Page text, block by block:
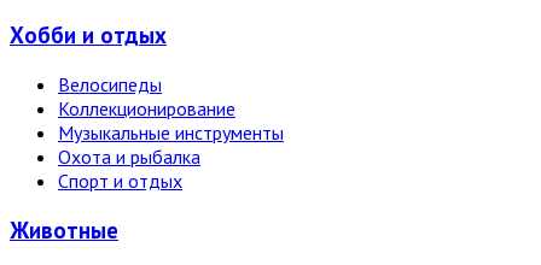
Хобби и отдых
Велосипеды
Коллекционирование
Музыкальные инструменты
Охота и рыбалка
Спорт и отдых
Животные